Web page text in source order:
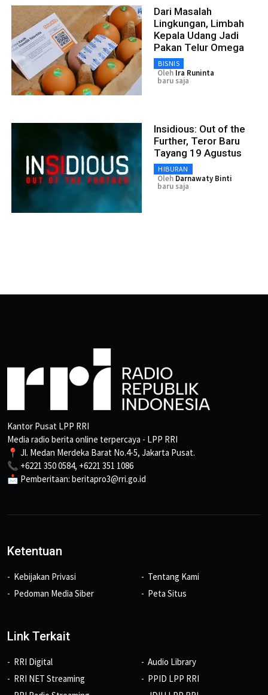
Dari Masalah
Lingkungan, Limbah
Kepala Udang Jadi
Pakan Telur Omega
BISNIS
Oleh Ira Runinta
baru saja
Insidious: Out of the
Further, Teror Baru
Tayang 19 Agustus
HIBURAN
Oleh Darnawaty Binti
baru saja
Kantor Pusat LPP RRI
Media radio berita online terpercaya - LPP RRI
📍 Jl. Medan Merdeka Barat No.4-5, Jakarta Pusat.
📞 +6221 350 0584, +6221 351 1086
📩 Pemberitaan: beritapro3@rri.go.id
Ketentuan
Kebijakan Privasi
Pedoman Media Siber
Tentang Kami
Peta Situs
Link Terkait
RRI Digital
RRI NET Streaming
Audio Library
PPID LPP RRI